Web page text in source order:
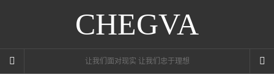
CHEGVA
让我们面对现实 让我们忠于理想